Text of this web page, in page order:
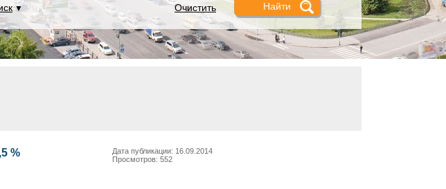
▼ Очистить
Дата публикации: 16.09.2014
Просмотров: 552
%